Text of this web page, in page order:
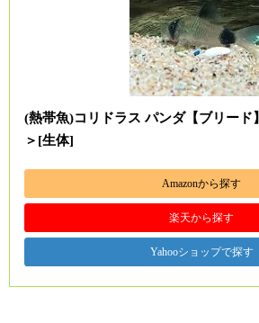
(熱帯魚)コリドラス パンダ【ブリード
＞[生体]
Amazonから探す
楽天から探す
Yahooショップで探す